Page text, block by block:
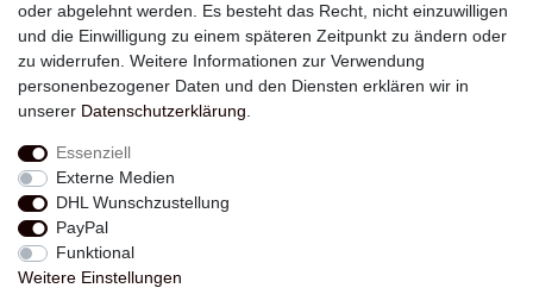
Einwilligung kann ich jederzeit widerrufen.**
Abonnieren
Widerrufs­recht Widerrufs­formular
Daten­schutz­erklärung
oder abgelehnt werden. Es besteht das Recht, nicht einzuwilligen
und die Einwilligung zu einem späteren Zeitpunkt zu ändern oder
zu widerrufen. Weitere Informationen zur Verwendung
personenbezogener Daten und den Diensten erklären wir in
unserer Daten­schutz­erklärung
Essenziell
Externe Medien
DHL Wunschzustellung
PayPal
Funktional
Weitere Einstellungen